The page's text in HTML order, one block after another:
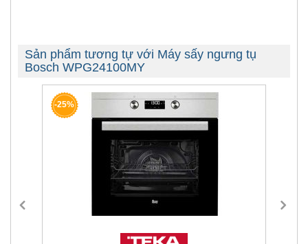
Sản phẩm tương tự với Máy sấy ngưng tụ
Bosch WPG24100MY
-25%